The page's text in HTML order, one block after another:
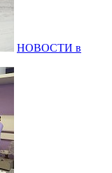
НОВОСТИ в